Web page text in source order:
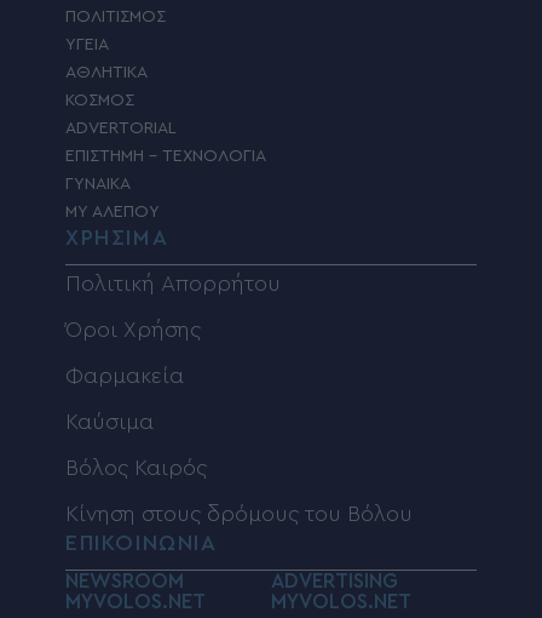
ΠΟΛΙΤΙΣΜΟΣ
ΥΓΕΙΑ
ΑΘΛΗΤΙΚΑ
ΚΟΣΜΟΣ
ADVERTORIAL
ΕΠΙΣΤΗΜΗ – ΤΕΧΝΟΛΟΓΙΑ
ΓΥΝΑΙΚΑ
MY ΑΛΕΠΟΥ
ΧΡΗΣΙΜΑ
Πολιτική Απορρήτου
Όροι Χρήσης
Φαρμακεία
Καύσιμα
Βόλος Καιρός
Κίνηση στους δρόμους του Βόλου
ΕΠΙΚΟΙΝΩΝΙΑ
NEWSROOM
MYVOLOS.NET
ADVERTISING
MYVOLOS.NET